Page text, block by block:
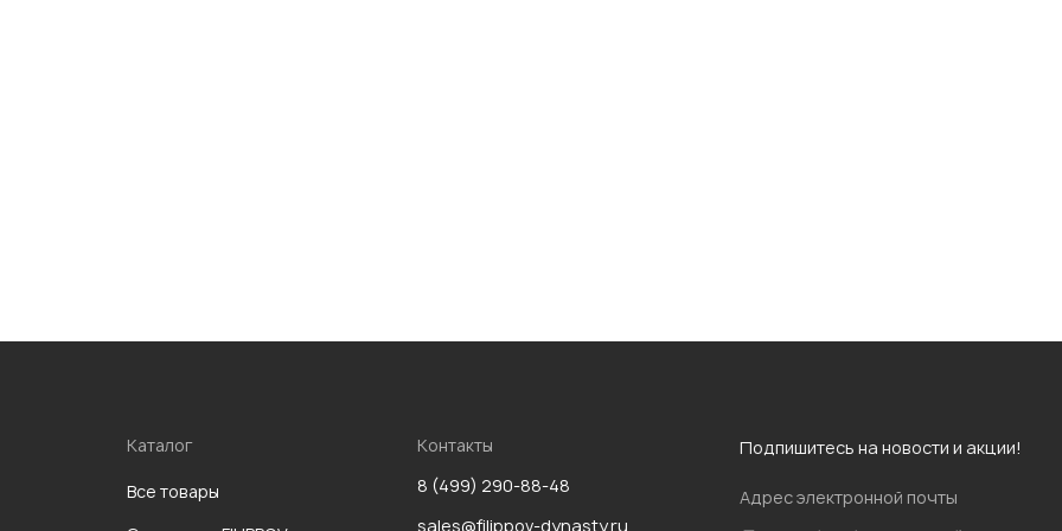
Каталог
Все товары
Контакты
8 (499) 290-88-48
sales@filippov-dynasty.ru
Подпишитесь на новости и акции!
Адрес электронной почты